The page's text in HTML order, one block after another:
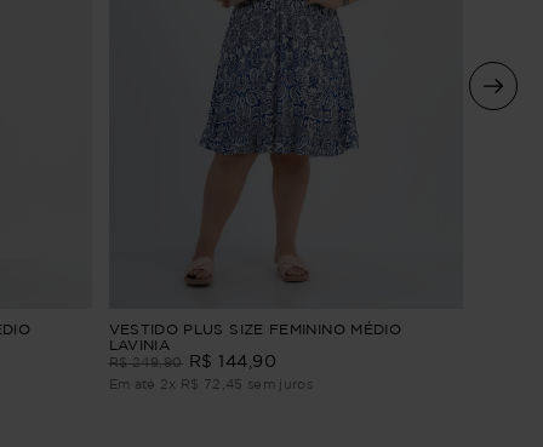
VESTIDO PLUS SIZE FEMININO MÉDIO
LAVINIA
R$ 249,90 R$ 144 90
Em até 2x R$ 72 45 sem juros